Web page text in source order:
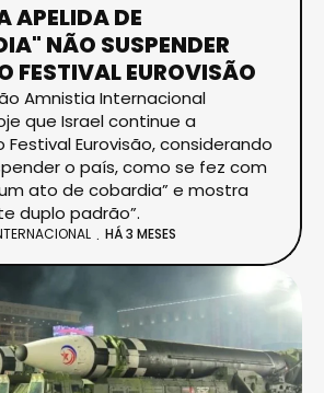
APELIDA DE
NÃO SUSPENDER
FESTIVAL EUROVISÃO
Amnistia Internacional
que Israel continue a
Eurovisão, considerando
o país, como se fez com
um ato de cobardia” e mostra
duplo padrão”.
HÁ 3 MESES